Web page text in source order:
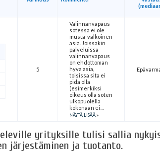
5
Valinnanvapaus
sotessa ei ole
musta-valkoinen
asia. Joissakin
palveluissa
valinnanvapaus
on ehdottoman
hyva asia,
toisissa sita ei
pida olla
(esimerkiksi
oikeus olla soten
ulkopuolella
kokonaan ei
NÄYTÄ LISÄÄ
yrityksille tulisi sallia
järjestäminen ja tuotanto.